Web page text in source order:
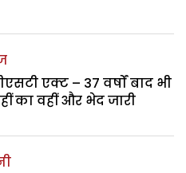
एक्ट – 37 वर्षों बाद भी
का वहीं और भेद जारी